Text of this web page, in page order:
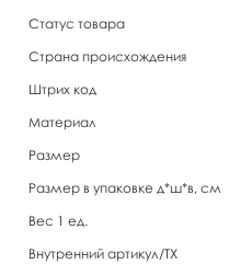
Статус товара
Страна происхождения
Штрих код
Материал
Размер
Размер в упаковке д*ш*в, см
Вес 1 ед.
Внутренний артикул/TX